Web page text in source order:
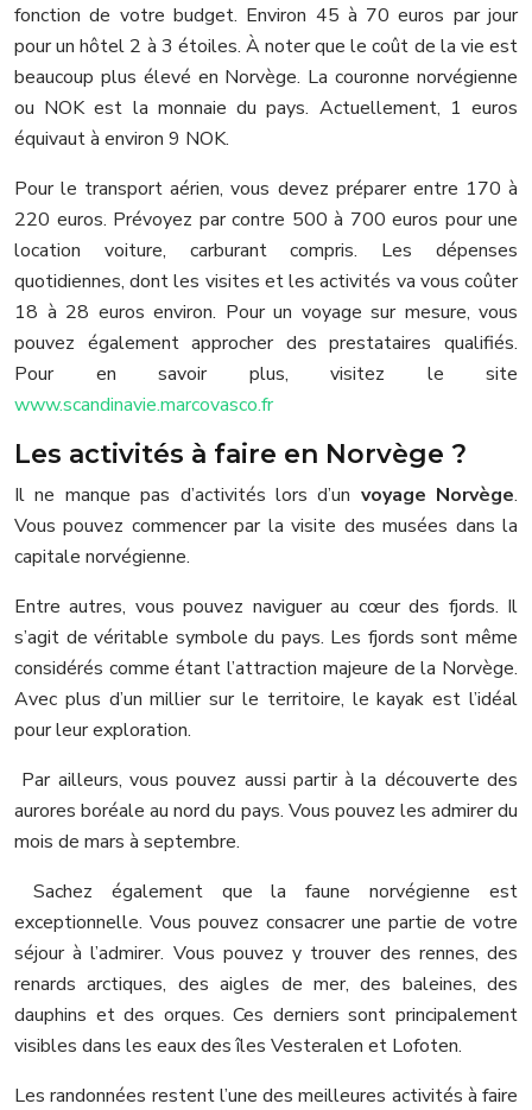
fonction de votre budget. Environ 45 à 70 euros par jour
pour un hôtel 2 à 3 étoiles. À noter que le coût de la vie est
beaucoup plus élevé en Norvège. La couronne norvégienne
ou NOK est la monnaie du pays. Actuellement, 1 euros
équivaut à environ 9 NOK.
Pour le transport aérien, vous devez préparer entre 170 à
220 euros. Prévoyez par contre 500 à 700 euros pour une
location voiture, carburant compris. Les dépenses
quotidiennes, dont les visites et les activités va vous coûter
18 à 28 euros environ. Pour un voyage sur mesure, vous
pouvez également approcher des prestataires qualifiés.
Pour en savoir plus, visitez le site
www.scandinavie.marcovasco.fr
Les activités à faire en Norvège ?
Il ne manque pas d’activités lors d’un voyage Norvège.
Vous pouvez commencer par la visite des musées dans la
capitale norvégienne.
Entre autres, vous pouvez naviguer au cœur des fjords. Il
s’agit de véritable symbole du pays. Les fjords sont même
considérés comme étant l’attraction majeure de la Norvège.
Avec plus d’un millier sur le territoire, le kayak est l’idéal
pour leur exploration.
Par ailleurs, vous pouvez aussi partir à la découverte des
aurores boréale au nord du pays. Vous pouvez les admirer du
mois de mars à septembre.
Sachez également que la faune norvégienne est
exceptionnelle. Vous pouvez consacrer une partie de votre
séjour à l’admirer. Vous pouvez y trouver des rennes, des
renards arctiques, des aigles de mer, des baleines, des
dauphins et des orques. Ces derniers sont principalement
visibles dans les eaux des îles Vesteralen et Lofoten.
Les randonnées restent l’une des meilleures activités à faire